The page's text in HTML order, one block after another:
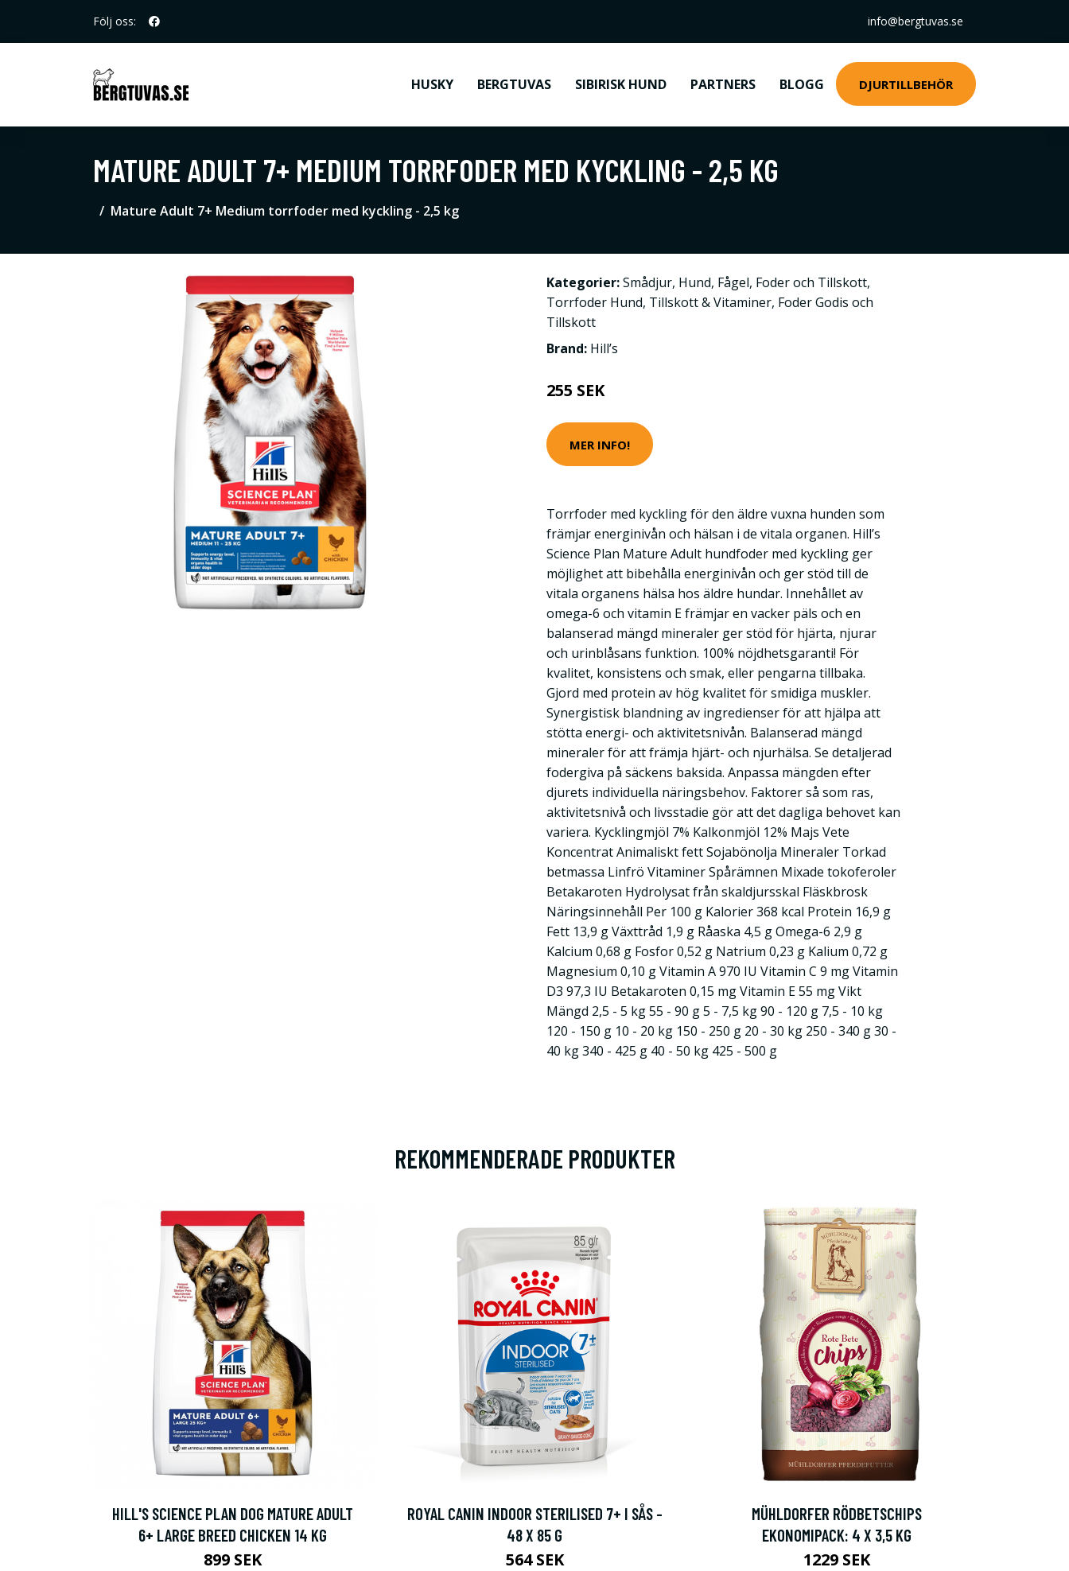
Följ oss: info@bergtuvas.se
HUSKY BERGTUVAS SIBIRISK HUND PARTNERS BLOGG DJURTILLBEHÖR
MATURE ADULT 7+ MEDIUM TORRFODER MED KYCKLING - 2,5 KG
Mature Adult 7+ Medium torrfoder med kyckling - 2,5 kg
Kategorier:Smådjur, Hund, Fågel, Foder och Tillskott,
Torrfoder Hund, Tillskott & Vitaminer, Foder Godis och
Tillskott
Brand: Hill’s
255 SEK
MER INFO!
Torrfoder med kyckling för den äldre vuxna hunden som
främjar energinivån och hälsan i de vitala organen. Hill’s
Science Plan Mature Adult hundfoder med kyckling ger
möjlighet att bibehålla energinivån och ger stöd till de
vitala organens hälsa hos äldre hundar. Innehållet av
omega-6 och vitamin E främjar en vacker päls och en
balanserad mängd mineraler ger stöd för hjärta, njurar
och urinblåsans funktion. 100% nöjdhetsgaranti! För
kvalitet, konsistens och smak, eller pengarna tillbaka.
Gjord med protein av hög kvalitet för smidiga muskler.
Synergistisk blandning av ingredienser för att hjälpa att
stötta energi- och aktivitetsnivån. Balanserad mängd
mineraler för att främja hjärt- och njurhälsa. Se detaljerad
fodergiva på säckens baksida. Anpassa mängden efter
djurets individuella näringsbehov. Faktorer så som ras,
aktivitetsnivå och livsstadie gör att det dagliga behovet kan
variera. Kycklingmjöl 7% Kalkonmjöl 12% Majs Vete
Koncentrat Animaliskt fett Sojabönolja Mineraler Torkad
betmassa Linfrö Vitaminer Spårämnen Mixade tokoferoler
Betakaroten Hydrolysat från skaldjursskal Fläskbrosk
Näringsinnehåll Per 100 g Kalorier 368 kcal Protein 16,9 g
Fett 13,9 g Växttråd 1,9 g Råaska 4,5 g Omega-6 2,9 g
Kalcium 0,68 g Fosfor 0,52 g Natrium 0,23 g Kalium 0,72 g
Magnesium 0,10 g Vitamin A 970 IU Vitamin C 9 mg Vitamin
D3 97,3 IU Betakaroten 0,15 mg Vitamin E 55 mg Vikt
Mängd 2,5 - 5 kg 55 - 90 g 5 - 7,5 kg 90 - 120 g 7,5 - 10 kg
120 - 150 g 10 - 20 kg 150 - 250 g 20 - 30 kg 250 - 340 g 30 -
40 kg 340 - 425 g 40 - 50 kg 425 - 500 g
REKOMMENDERADE PRODUKTER
HILL'S SCIENCE PLAN DOG MATURE ADULT
6+ LARGE BREED CHICKEN 14 KG
899 SEK
ROYAL CANIN INDOOR STERILISED 7+ I SÅS -
48 X 85 G
564 SEK
MÜHLDORFER RÖDBETSCHIPS
EKONOMIPACK: 4 X 3,5 KG
1229 SEK